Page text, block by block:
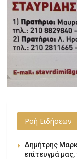
Ροή Ειδήσεων
Δημήτρης
επίτευγμά